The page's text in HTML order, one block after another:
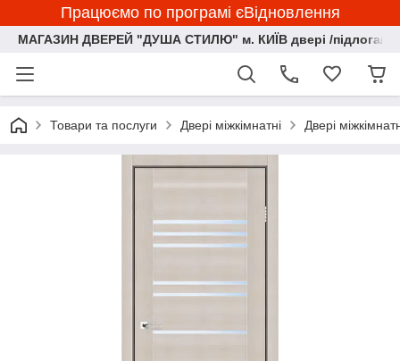
Працюємо по програмі єВідновлення
МАГАЗИН ДВЕРЕЙ "ДУША СТИЛЮ" м. КИЇВ двері /підлога/
Товари та послуги Двері міжкімнатні Двері